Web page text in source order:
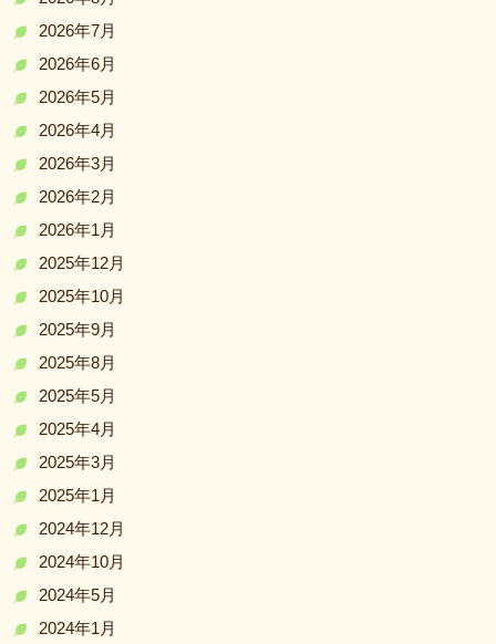
2026年7月
2026年6月
2026年5月
2026年4月
2026年3月
2026年2月
2026年1月
2025年12月
2025年10月
2025年9月
2025年8月
2025年5月
2025年4月
2025年3月
2025年1月
2024年12月
2024年10月
2024年5月
2024年1月